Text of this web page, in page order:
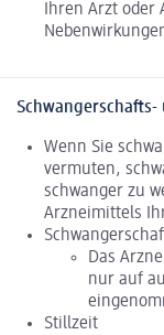
Ihren Arzt oder
Wenn Sie
vermuten,
schwanger zu
Arzneimittels
Das
nur auf
Stillzeit